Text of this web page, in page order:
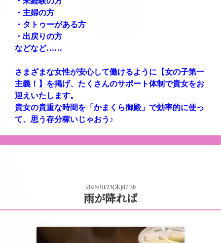
・主婦の方
・タトゥーがある方
・出戻りの方
などなど……
さまざまな女性が安心して働けるように【女の子第一
主義！】を掲げ、たくさんのサポート体制で貴女をお
迎えいたします。
貴女の貴重な時間を「かまくら御殿」で効率的に使っ
て、思う存分稼いじゃおう♪
2025/10/23(木)07:30
雨が降れば